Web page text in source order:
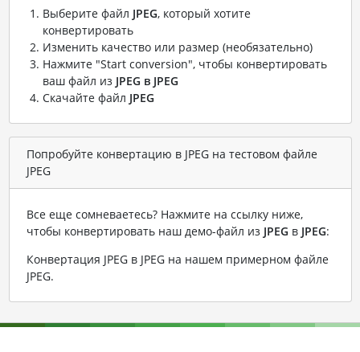
Выберите файл JPEG, который хотите
конвертировать
Изменить качество или размер (необязательно)
Нажмите "Start conversion", чтобы конвертировать
ваш файл из JPEG в JPEG
Скачайте файл JPEG
Попробуйте конвертацию в JPEG на тестовом файле
JPEG
Все еще сомневаетесь? Нажмите на ссылку ниже,
чтобы конвертировать наш демо-файл из JPEG в JPEG:
Конвертация JPEG в JPEG на нашем примерном файле
JPEG.